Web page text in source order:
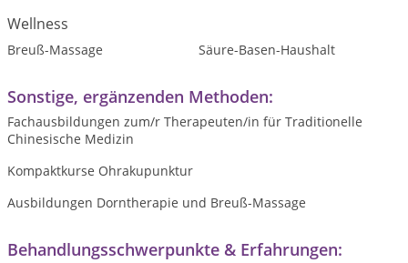
Wellness
Breuß-Massage Säure-Basen-Haushalt
Sonstige, ergänzenden Methoden:
Fachausbildungen zum/r Therapeuten/in für Traditionelle
Chinesische Medizin
Kompaktkurse Ohrakupunktur
Ausbildungen Dorntherapie und Breuß-Massage
Behandlungsschwerpunkte & Erfahrungen: